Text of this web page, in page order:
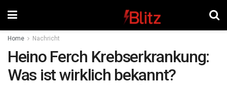
Home Nachricht
Heino Ferch Krebserkrankung:
Was ist wirklich bekannt?